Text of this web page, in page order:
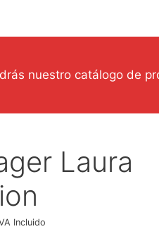
nuestro catálogo de
Laura
Incluido